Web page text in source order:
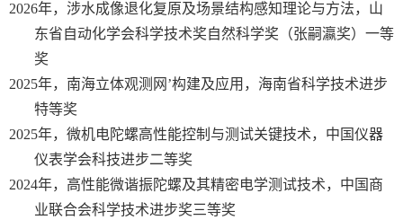
2026年，涉水成像退化复原及场景结构感知理论与方法，山
东省自动化学会科学技术奖自然科学奖（张嗣瀛奖）一等
奖
2025年，南海立体观测网’构建及应用，海南省科学技术进步
特等奖
2025年，微机电陀螺高性能控制与测试关键技术，中国仪器
仪表学会科技进步二等奖
2024年，高性能微谐振陀螺及其精密电学测试技术，中国商
业联合会科学技术进步奖三等奖